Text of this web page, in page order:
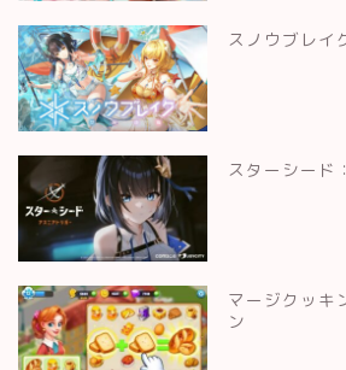
スノウブレイ
スターシード
マージクッキ
ン